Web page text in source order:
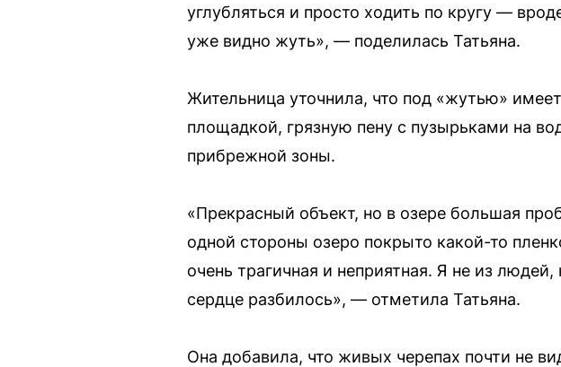
углубляться и просто ходить по кругу —
уже видно жуть», — поделилась Татьяна.
Жительница уточнила, что под «жутью»
площадкой, грязную пену с пузырьками на
прибрежной зоны.
«Прекрасный объект, но в озере большая
одной стороны озеро покрыто какой-то
очень трагичная и неприятная. Я не из
сердце разбилось», — отметила Татьяна.
Она добавила, что живых черепах почти не